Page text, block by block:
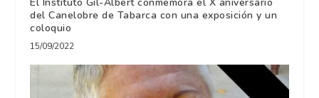
del Canelobre de Tabarca con una exposición y un
coloquio
15/09/2022